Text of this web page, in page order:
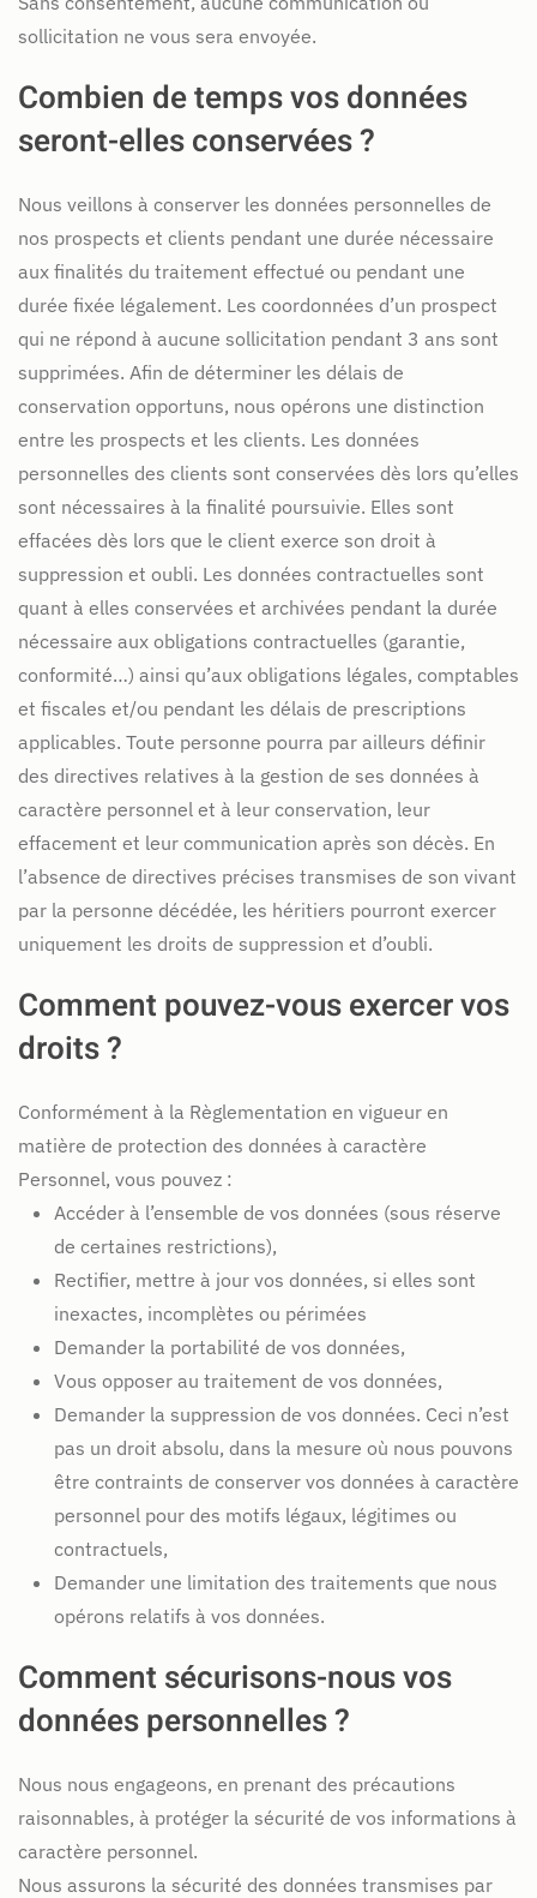
sollicitation ne vous sera envoyée.
Combien de temps vos données
seront-elles conservées ?
Nous veillons à conserver les données personnelles de
nos prospects et clients pendant une durée nécessaire
aux finalités du traitement effectué ou pendant une
durée fixée légalement. Les coordonnées d’un prospect
qui ne répond à aucune sollicitation pendant 3 ans sont
supprimées. Afin de déterminer les délais de
conservation opportuns, nous opérons une distinction
entre les prospects et les clients. Les données
personnelles des clients sont conservées dès lors qu’elles
sont nécessaires à la finalité poursuivie. Elles sont
effacées dès lors que le client exerce son droit à
suppression et oubli. Les données contractuelles sont
quant à elles conservées et archivées pendant la durée
nécessaire aux obligations contractuelles (garantie,
conformité…) ainsi qu’aux obligations légales, comptables
et fiscales et/ou pendant les délais de prescriptions
applicables. Toute personne pourra par ailleurs définir
des directives relatives à la gestion de ses données à
caractère personnel et à leur conservation, leur
effacement et leur communication après son décès. En
l’absence de directives précises transmises de son vivant
par la personne décédée, les héritiers pourront exercer
uniquement les droits de suppression et d’oubli.
Comment pouvez-vous exercer vos
droits ?
Conformément à la Règlementation en vigueur en
matière de protection des données à caractère
Personnel, vous pouvez :
Accéder à l’ensemble de vos données (sous réserve
de certaines restrictions),
Rectifier, mettre à jour vos données, si elles sont
inexactes, incomplètes ou périmées
Demander la portabilité de vos données,
Vous opposer au traitement de vos données,
Demander la suppression de vos données. Ceci n’est
pas un droit absolu, dans la mesure où nous pouvons
être contraints de conserver vos données à caractère
personnel pour des motifs légaux, légitimes ou
contractuels,
Demander une limitation des traitements que nous
opérons relatifs à vos données.
Comment sécurisons-nous vos
données personnelles ?
Nous nous engageons, en prenant des précautions
raisonnables, à protéger la sécurité de vos informations à
caractère personnel.
Nous assurons la sécurité des données transmises par